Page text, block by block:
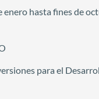
hasta fines de
para el